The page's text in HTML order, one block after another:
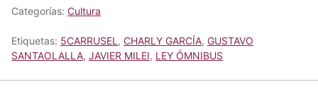
Categorías: Cultura
Etiquetas: 5CARRUSEL , CHARLY GARCÍA, GUSTAVO
SANTAOLALLA, JAVIER MILEI, LEY ÓMNIBUS